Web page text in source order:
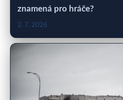
znamená pro hráče?
2. 7. 2026